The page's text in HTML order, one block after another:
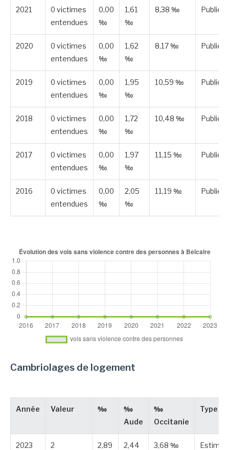
2021
0 victimes
entendues
0,00
‰
1,61
‰
8,38 ‰ Publiée
2020
0 victimes
entendues
0,00
‰
1,62
‰
8,17 ‰ Publiée
2019
0 victimes
entendues
0,00
‰
1,95
‰
10,59 ‰ Publiée
2018
0 victimes
entendues
0,00
‰
1,72
‰
10,48 ‰ Publiée
2017
0 victimes
entendues
0,00
‰
1,97
‰
11,15 ‰ Publiée
2016
0 victimes
entendues
0,00
‰
2,05
‰
11,19 ‰ Publiée
Cambriolages de logement
Année Valeur ‰
‰
Aude
‰
Occitanie
Type
2023
2
2,89
2,44
3,68 ‰ Estimée